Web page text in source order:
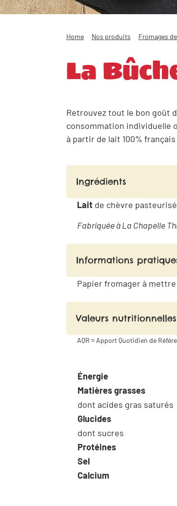
Home Nos produits Fromages
La
Retrouvez tout le bon goût
consommation individuelle
à partir de lait 100%
Ingrédients
Laitde chèvre
Fabriquée à La Chapelle
Informations
Papier fromager à
Valeurs nutritionnelles
AQR = Apport Quotidien de
Énergie
Matières grasses
dont acides gras saturés
Glucides
dont sucres
Protéines
Sel
Calcium